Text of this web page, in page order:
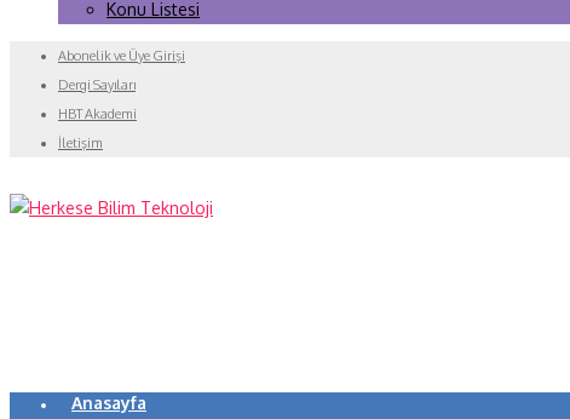
Konu Listesi
Abonelik ve Üye Girişi
Dergi Sayıları
HBT Akademi
İletişim
Anasayfa